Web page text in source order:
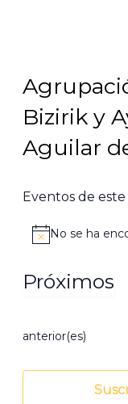
Bizirik y
Aguilar
Eventos de
AvisoNo se ha
Próximos
fecha.
Eventos
anterior(es)